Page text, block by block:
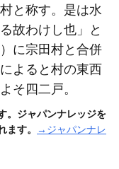
と称す。是は水
故わけし也」と
に宗田村と合併
よると村の東西
そ四二戸。
。ジャパンナレッジを
す。
→ジャパンナレ